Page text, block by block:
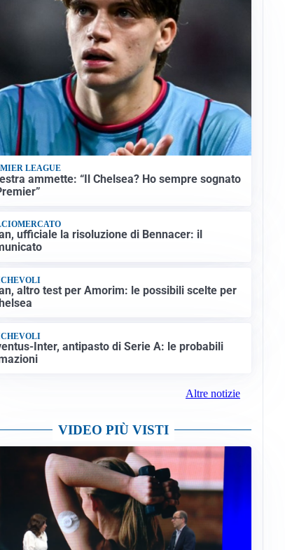
LEAGUE
ammette: “Il Chelsea? Ho sempre sognato
ufficiale la risoluzione di Bennacer: il
altro test per Amorim: le possibili scelte per
Inter, antipasto di Serie A: le probabili
Altre notizie
VIDEO PIÙ VISTI